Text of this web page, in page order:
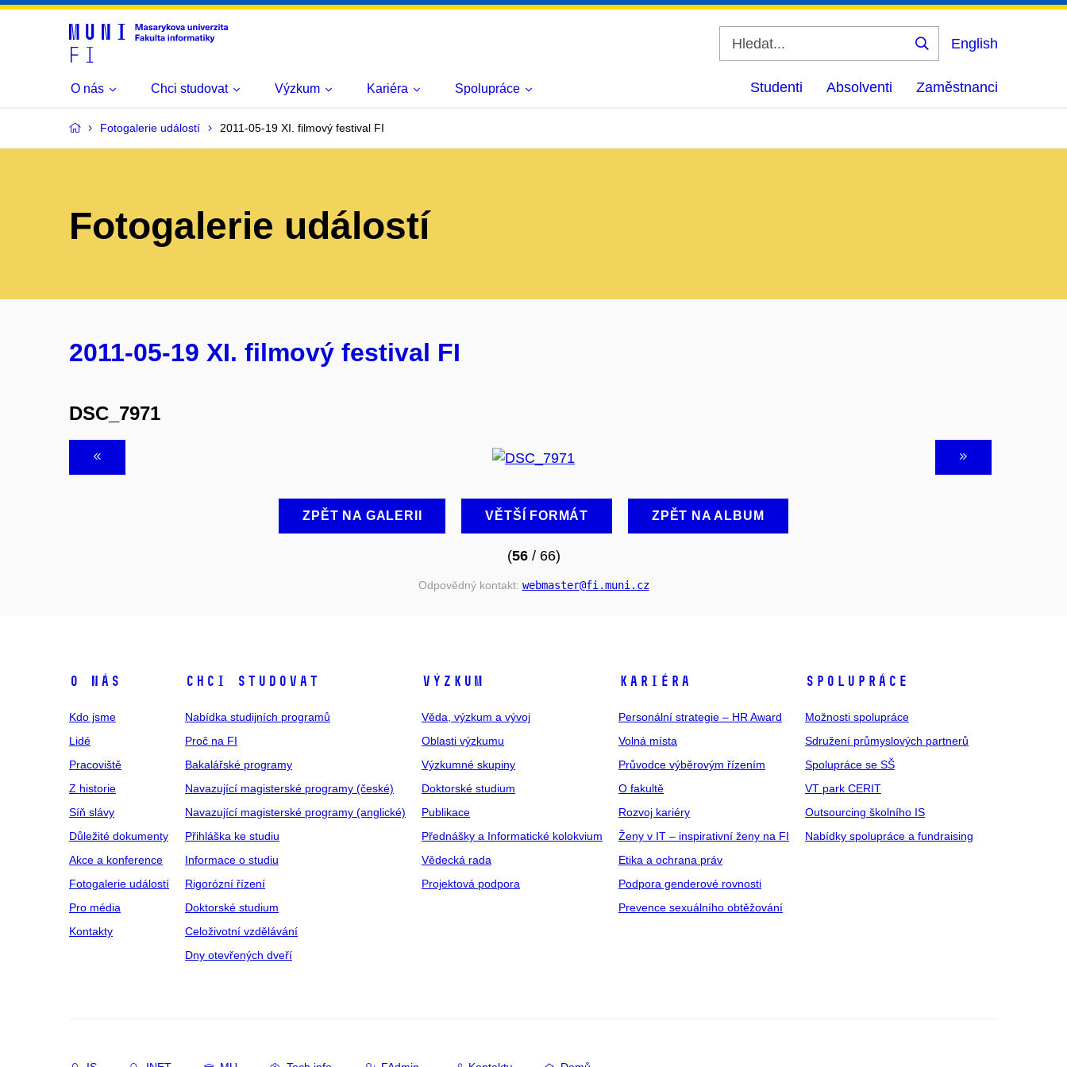
Vyhledat
English
O nás Chci studovat Výzkum Kariéra Spolupráce Studenti Absolventi Zaměstnanci
Fotogalerie událostí 2011-05-19 XI. filmový festival FI
Fotogalerie událostí
2011-05-19 XI. filmový festival FI
DSC_7971
ZPĚT NA GALERII VĚTŠÍ FORMÁT ZPĚT NA ALBUM
(56/ 66)
Odpovědný kontakt: webmaster@fi .muni .cz
O NÁS
Kdo jsme
Lidé
Pracoviště
Z historie
Síň slávy
Důležité dokumenty
Akce a konference
Fotogalerie událostí
Pro média
Kontakty
CHCI STUDOVAT
Nabídka studijních programů
Proč na FI
Bakalářské programy
Navazující magisterské programy (české)
Navazující magisterské programy (anglické)
Přihláška ke studiu
Informace o studiu
Rigorózní řízení
Doktorské studium
Celoživotní vzdělávání
Dny otevřených dveří
VÝZKUM
Věda, výzkum a vývoj
Oblasti výzkumu
Výzkumné skupiny
Doktorské studium
Publikace
Přednášky a Informatické kolokvium
Vědecká rada
Projektová podpora
KARIÉRA
Personální strategie – HR Award
Volná místa
Průvodce výběrovým řízením
O fakultě
Rozvoj kariéry
Ženy v IT – inspirativní ženy na FI
Etika a ochrana práv
Podpora genderové rovnosti
Prevence sexuálního obtěžování
SPOLUPRÁCE
Možnosti spolupráce
Sdružení průmyslových partnerů
Spolupráce se SŠ
VT park CERIT
Outsourcing školního IS
Nabídky spolupráce a fundraising